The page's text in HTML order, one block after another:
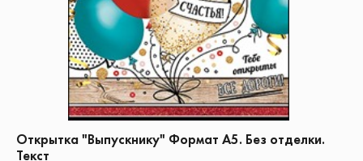
Открытка "Выпускнику" Формат А5. Без отделки.
Текст